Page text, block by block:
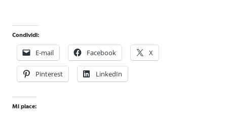
Condividi:
E-mail Facebook X
Pinterest LinkedIn
Mi piace: